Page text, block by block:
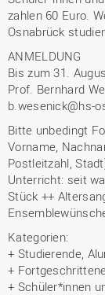
zahlen 60 Euro.
Osnabrück
ANMELDUNG
Bis zum 31.
Prof. Bernhard
b.wesenick@hs-
Bitte unbedingt
Vorname,
Postleitzahl,
Unterricht: seit
Stück ++
Kategorien:
+ Studierende,
+
+ Schüler*innen